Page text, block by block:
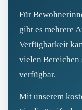
Für
gibt es mehrere
Verfügbarkeit
vielen Bereichen
verfügbar.
Mit unserem